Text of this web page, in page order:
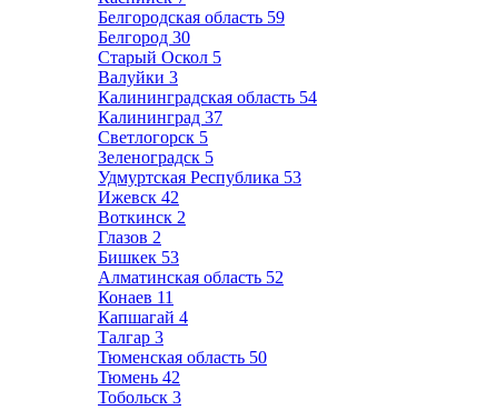
Белгородская область 59
Белгород 30
Старый Оскол 5
Валуйки 3
Калининградская область 54
Калининград 37
Светлогорск 5
Зеленоградск 5
Удмуртская Республика 53
Ижевск 42
Воткинск 2
Глазов 2
Бишкек 53
Алматинская область 52
Конаев 11
Капшагай 4
Талгар 3
Тюменская область 50
Тюмень 42
Тобольск 3